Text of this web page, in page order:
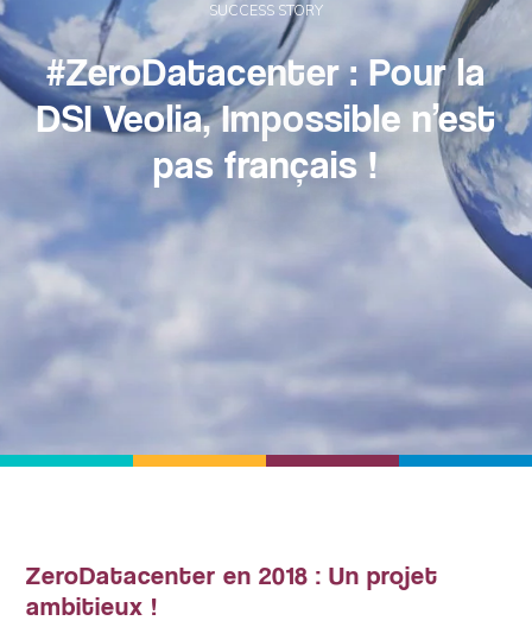
SUCCESS STORY
#ZeroDatacenter : Pour la
DSI Veolia, Impossible n’est
pas français !
ZeroDatacenter en 2018 : Un projet
ambitieux !